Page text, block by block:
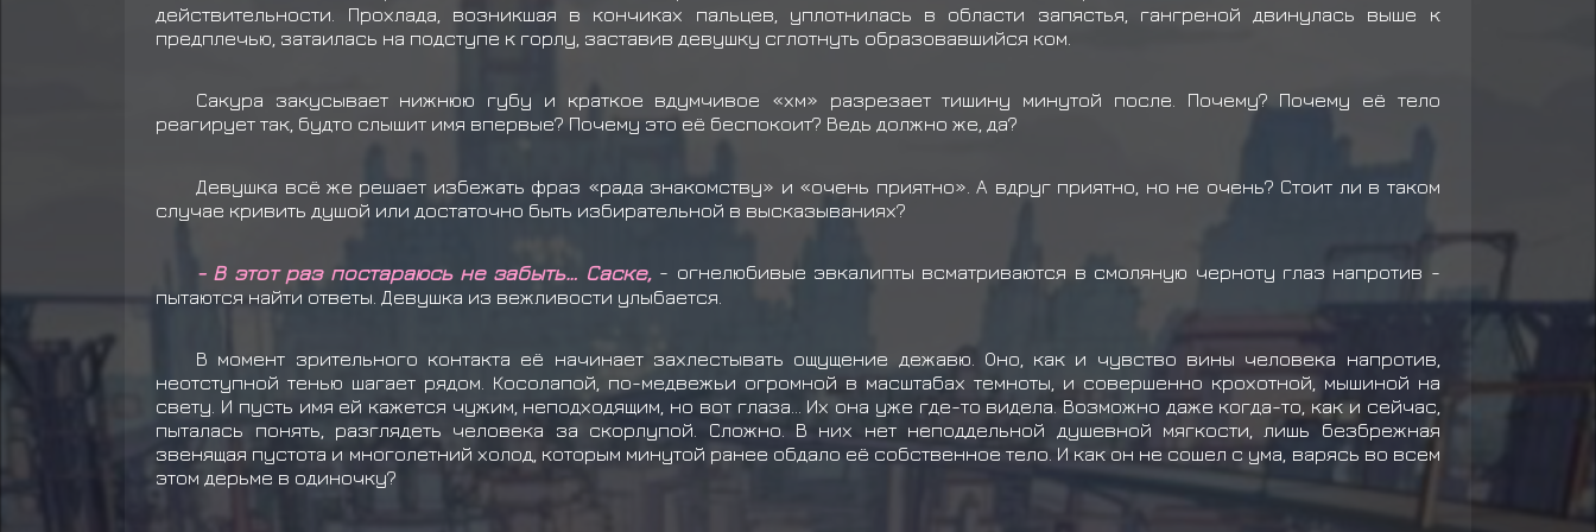
действительности. Прохлада, возникшая в кончиках пальцев, уплотнилась в области запястья, гангреной двинулась выше к
предплечью, затаилась на подступе к горлу, заставив девушку сглотнуть образовавшийся ком.
Сакура закусывает нижнюю губу и краткое вдумчивое «хм» разрезает тишину минутой после. Почему? Почему её тело
реагирует так, будто слышит имя впервые? Почему это её беспокоит? Ведь должно же, да?
Девушка всё же решает избежать фраз «рада знакомству» и «очень приятно». А вдруг приятно, но не очень? Стоит ли в таком
случае кривить душой или достаточно быть избирательной в высказываниях?
- В этот раз постараюсь не забыть… Саске, - огнелюбивые эвкалипты всматриваются в смоляную черноту глаз напротив -
пытаются найти ответы. Девушка из вежливости улыбается.
В момент зрительного контакта её начинает захлестывать ощущение дежавю. Оно, как и чувство вины человека напротив,
неотступной тенью шагает рядом. Косолапой, по-медвежьи огромной в масштабах темноты, и совершенно крохотной, мышиной на
свету. И пусть имя ей кажется чужим, неподходящим, но вот глаза… Их она уже где-то видела. Возможно даже когда-то, как и сейчас,
пыталась понять, разглядеть человека за скорлупой. Сложно. В них нет неподдельной душевной мягкости, лишь безбрежная
звенящая пустота и многолетний холод, которым минутой ранее обдало её собственное тело. И как он не сошел с ума, варясь во всем
этом дерьме в одиночку?